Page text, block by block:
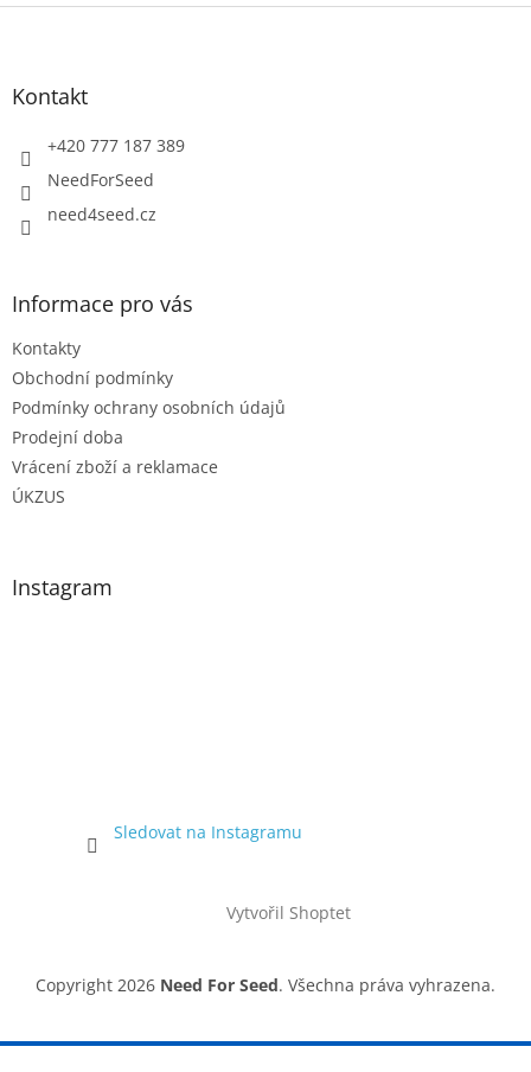
Z
Kontakt
+420 777 187 389
NeedForSeed
need4seed.cz
Informace pro vás
Kontakty
Obchodní podmínky
Podmínky ochrany osobních údajů
Prodejní doba
Vrácení zboží a reklamace
ÚKZUS
Instagram
Sledovat na Instagramu
Vytvořil Shoptet
Copyright 2026 Need For Seed. Všechna práva vyhrazena.